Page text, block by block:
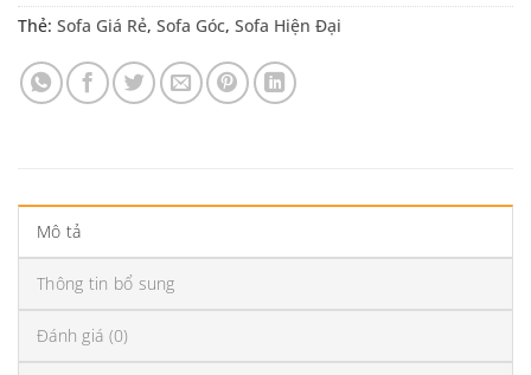
Thẻ: Sofa Giá Rẻ, Sofa Góc, Sofa Hiện Đại
Mô tả
Thông tin bổ sung
Đánh giá (0)